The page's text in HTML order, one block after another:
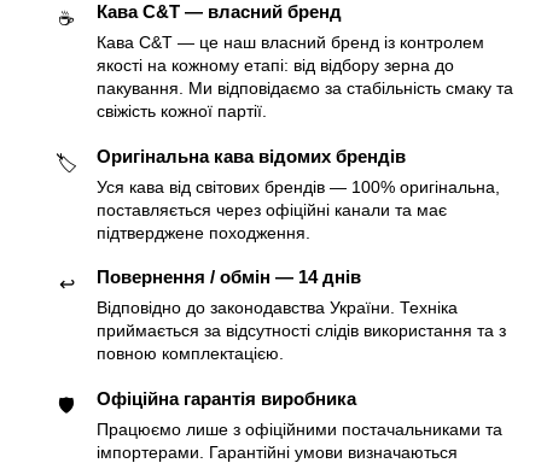
☕️ Кава C&T — власний бренд
Кава C&T — це наш власний бренд із контролем
якості на кожному етапі: від відбору зерна до
пакування. Ми відповідаємо за стабільність смаку та
свіжість кожної партії.
🏷 Оригінальна кава відомих брендів
Уся кава від світових брендів — 100% оригінальна,
поставляється через офіційні канали та має
підтверджене походження.
↩️ Повернення / обмін — 14 днів
Відповідно до законодавства України. Техніка
приймається за відсутності слідів використання та з
повною комплектацією.
🛡 Офіційна гарантія виробника
Працюємо лише з офіційними постачальниками та
імпортерами. Гарантійні умови визначаються